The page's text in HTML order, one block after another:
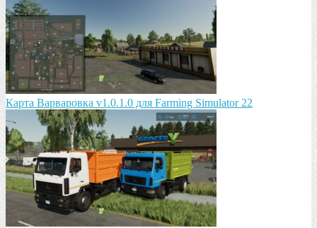
Карта Варваровка v1.0.1.0 для Farming Simulator 22